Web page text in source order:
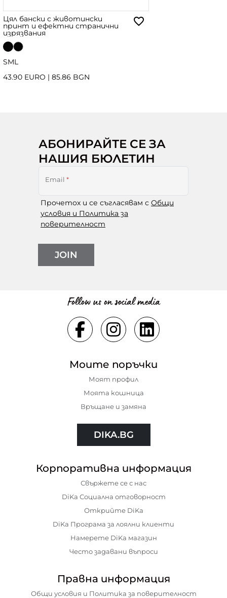
Цял бански с животински
принт и ефектни странични
изрязвания
SML
43.90 EURO | 85.86 BGN
АБОНИРАЙТЕ СЕ ЗА
НАШИЯ БЮЛЕТИН
Email *
Прочетох и се съгласявам с Общи
условия и Политика за
поверителност
JOIN
Follow us on social media
Моите поръчки
Моят профил
Моята кошница
Връщане и замяна
DIKA.BG
Корпоративна информация
Свържете се с нас
DiKa Социална отговорност
Открийте DiKa
DiKa Програма за лоялни клиенти
Намерете DiKa магазин
Често задавани въпроси
Правна информация
Общи условия и Политика за поверителност